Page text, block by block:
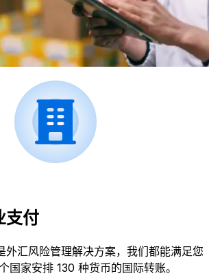
支付
外汇风险管理解决方案，我们都能满足您
国家安排 130 种货币的国际转账。